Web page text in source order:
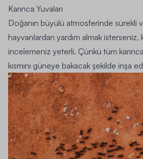
Karınca Yuvaları
Doğanın büyülü atmosferinde sürekli
hayvanlardan yardım almak isterseniz,
incelemeniz yeterli. Çünkü tüm
kısmını güneye bakacak şekilde inşa